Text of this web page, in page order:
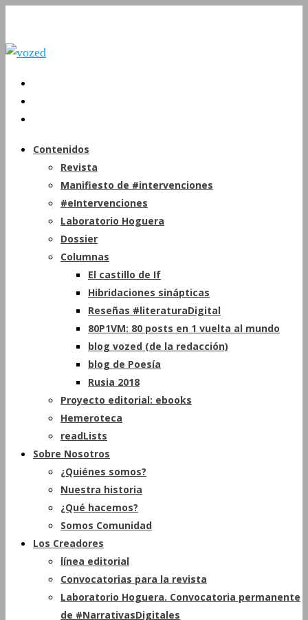
Contenidos
Revista
Manifiesto de #intervenciones
#eIntervenciones
Laboratorio Hoguera
Dossier
Columnas
El castillo de If
Hibridaciones sinápticas
Reseñas #literaturaDigital
80P1VM: 80 posts en 1 vuelta al mundo
blog vozed (de la redacción)
blog de Poesía
Rusia 2018
Proyecto editorial: ebooks
Hemeroteca
readLists
Sobre Nosotros
¿Quiénes somos?
Nuestra historia
¿Qué hacemos?
Somos Comunidad
Los Creadores
línea editorial
Convocatorias para la revista
Laboratorio Hoguera. Convocatoria permanente
de #NarrativasDigitales